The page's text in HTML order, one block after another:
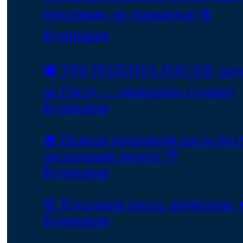
блестящая, не осыпается! ❄️
Кулинария
🕊️ ТРИ РЕЦЕПТА ПАСХИ,
на Пасху — проверено годами!
Кулинария
🧁 Нежная творожная пасха
пасхальный рецепт 💛
Кулинария
🌸 Идеальная пасха: ароматная,
Кулинария